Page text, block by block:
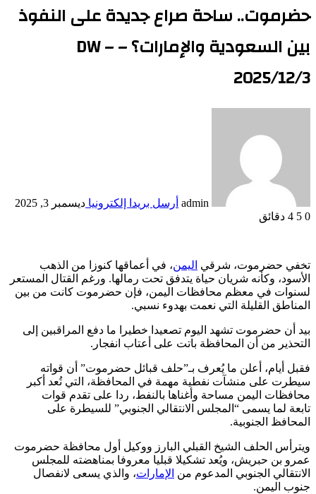
حضرموت.. ساحة صراع جديدة على النفوذ
بين السعودية والإمارات؟ – DW –
2025/12/3
admin أرسل بريدا إلكترونيا ديسمبر 3, 2025
0
4 دقائق
تخفي حضرموت، شرقي اليمن، في أعماقها كنوزا من الذهب
الأسود، وكأنه شريان حياة يتدفق تحت رمالها. ورغم القتال المستعر
لسنوات في معظم محافظات اليمن، فإن حضرموت كانت من بين
المناطق القليلة التي نعمت بهدوء نسبي.
بيد أن حضرموت تشهد اليوم تصعيدا خطيرا ما دفع المراقبين إلى
التحذير من أن المحافظة باتت على أعتاب انفجار.
فقبل أيام، أعلن ما يُعرف بـ”حلف قبائل حضرموت” أن قواته
سيطرت على منشآت نفطية مهمة في المحافظة، التي تُعد أكبر
محافظات اليمن مساحة وأغناها بالنفط، ردا على تقدم قوات
تابعة لما يسمى “المجلس الانتقالي الجنوبي” للسيطرة على
المحافظ الجنوبية.
ويترأس الحلف الشيخ القبلي البارز ووكيل أول محافظة حضرموت
عمرو بن حبريش، ويُعد تشكيلا قبليا معروفا بمناهضته للمجلس
الانتقالي الجنوبي المدعوم من الإمارات، والذي يسعى لانفصال
جنوب اليمن.